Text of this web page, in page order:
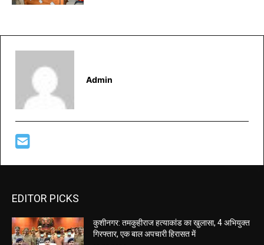
Admin
EDITOR PICKS
कुशीनगर: तमकुहीराज हत्याकांड का खुलासा, 4 अभियुक्त
गिरफ्तार, एक बाल अपचारी हिरासत में